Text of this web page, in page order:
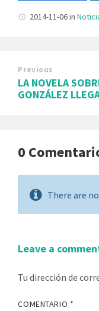
2014-11-06in
Previous
LA NOVELA
GONZÁLEZ
0
There are
Leave a
Tu dirección de
COMENTARIO *